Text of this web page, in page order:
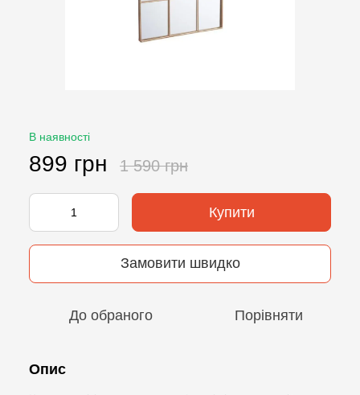
В наявності
899 грн 1 590 грн
Купити
Замовити швидко
До обраного Порівняти
Опис